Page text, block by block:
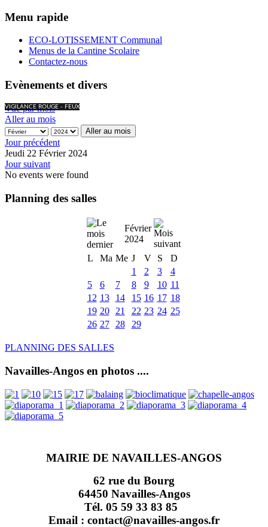
Menu rapide
ECO-LOTISSEMENT Communal
Menus de la Cantine Scolaire
Contactez-nous
Evènements et divers
VIGILANCE ROUGE - FEUX
Vue par mois
Aller au mois
Aller au mois
Jour précédent
Jeudi 22 Février 2024
Jour suivant
No events were found
Planning des salles
Février
2024
L
Ma Me J V S
D
1
2 3
4
5
6 7 8 9 10 11
12 13 14 15 16 17 18
19 20 21 22 23 24 25
26 27 28 29
PLANNING DES SALLES
Navailles-Angos en photos ....
MAIRIE DE NAVAILLES-ANGOS
62 rue du Bourg
64450 Navailles-Angos
Tél. 05 59 33 83 85
Email : contact@navailles-angos.fr